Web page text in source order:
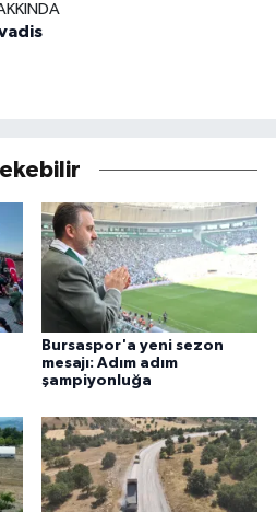
Bursaspor'a yeni sezon
mesajı: Adım adım
şampiyonluğa